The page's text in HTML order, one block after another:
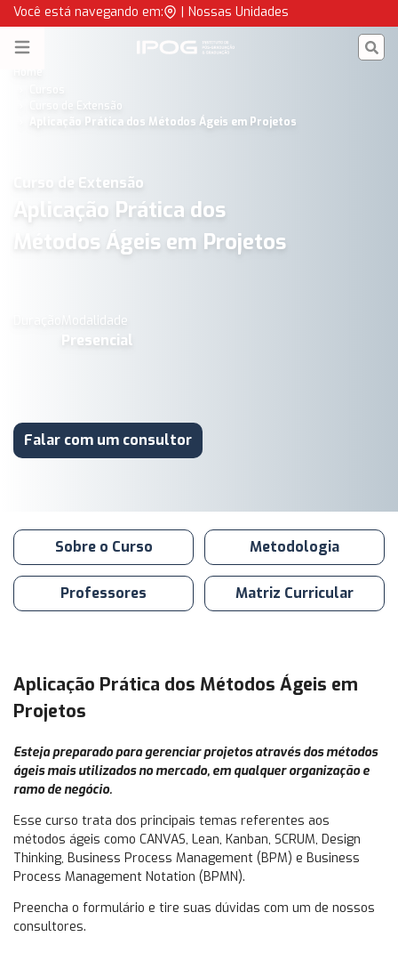
Você está navegando em: | Nossas Unidades
Open menu IPOG
Curso de Extensão
Aplicação Prática dos Métodos Ágeis em Projetos
Curso de Extensão
Aplicação Prática dos
Métodos Ágeis em Projetos
Modalidade
Presencial
Falar com um consultor
Sobre o Curso Metodologia
Professores Matriz Curricular
Aplicação Prática dos Métodos Ágeis em
Projetos
Esteja preparado para gerenciar projetos através dos métodos
ágeis mais utilizados no mercado, em qualquer organização e
ramo de negócio.
Esse curso trata dos principais temas referentes aos
métodos ágeis como CANVAS, Lean, Kanban, SCRUM, Design
Thinking, Business Process Management (BPM) e Business
Process Management Notation (BPMN).
Preencha o formulário e tire suas dúvidas com um de nossos
consultores.
Aplicação Prática dos Métodos Ágeis em Projetos | IPOG